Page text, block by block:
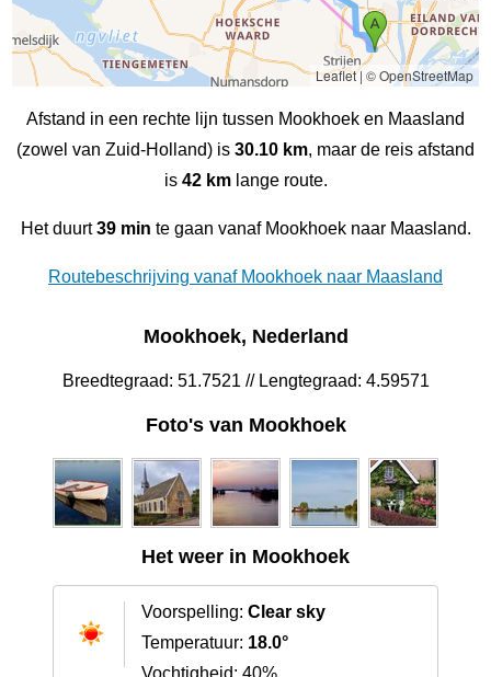
Leaflet| © OpenStreetMap
Afstand in een rechte lijn tussen Mookhoek en Maasland
(zowel van Zuid-Holland) is 30.10 km, maar de reis afstand
is 42 kmlange route.
Het duurt39 min te gaan vanaf Mookhoek naar Maasland.
Routebeschrijving vanaf Mookhoek naar Maasland
Mookhoek, Nederland
Breedtegraad: 51.7521 // Lengtegraad: 4.59571
Foto's van Mookhoek
Het weer in Mookhoek
Voorspelling: Clear sky
Temperatuur: 18.0°